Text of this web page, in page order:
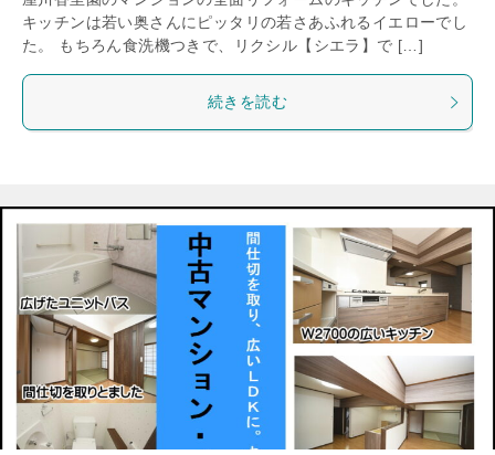
キッチンは若い奥さんにピッタリの若さあふれるイエローでし
た。 もちろん食洗機つきで、リクシル【シエラ】で […]
続きを読む